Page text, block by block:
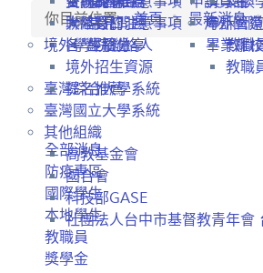
常見問題
經驗分享
申訴管道
畢業離校
大陸簽約注意事項
各學院聯絡人
臺灣綜合大學系統
臺灣國立大學系統
其他組織
高教基金會
國合會
科技部GASE
社團法人台中市基督教青年會
聯絡窗口
境外學生招生
境外招生資源
提名推薦
海外國
教職
教職
你目前位置: 首頁 最新消息
全部消息
防疫專區
國際學生
本地學生
教職員
獎學金